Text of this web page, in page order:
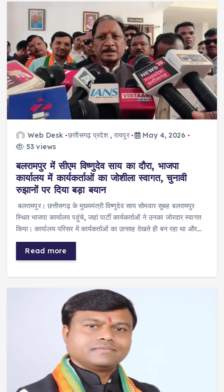
Web Desk छत्तीसगढ़ प्रदेश,रायपुर
May 4, 2026
53 views
बलरामपुर में सीएम विष्णुदेव साय का दौरा, भाजपा
कार्यालय में कार्यकर्ताओं का जोशीला स्वागत, चुनावी
रुझानों पर दिया बड़ा बयान
बलरामपुर। छत्तीसगढ़ के मुख्यमंत्री विष्णुदेव साय सोमवार सुबह बलरामपुर
स्थित भाजपा कार्यालय पहुंचे, जहां पार्टी कार्यकर्ताओं ने उनका जोरदार स्वागत
किया। कार्यालय परिसर में कार्यकर्ताओं का उत्साह देखते ही बन रहा था और…
Read more